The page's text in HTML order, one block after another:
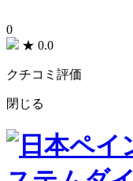
0
★ 0.0
クチコミ評価
閉じる